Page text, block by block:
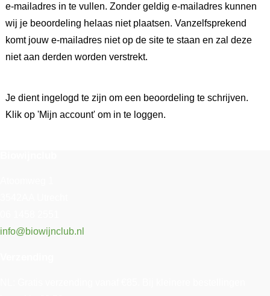
e-mailadres in te vullen. Zonder geldig e-mailadres kunnen
wij je beoordeling helaas niet plaatsen. Vanzelfsprekend
komt jouw e-mailadres niet op de site te staan en zal deze
niet aan derden worden verstrekt.
Je dient ingelogd te zijn om een beoordeling te schrijven.
Klik op 'Mijn account' om in te loggen.
info@biowijnclub.nl